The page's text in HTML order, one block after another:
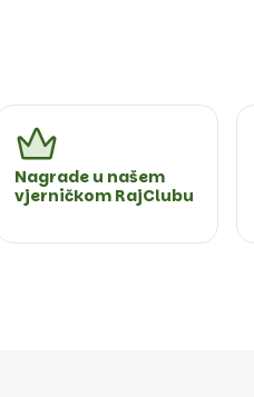
Nagrade u našem
vjerničkom RajClubu